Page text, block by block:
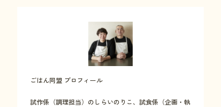
ごはん同盟 プロフィール
試作係（調理担当）のしらいのりこ、試食係（企画・執